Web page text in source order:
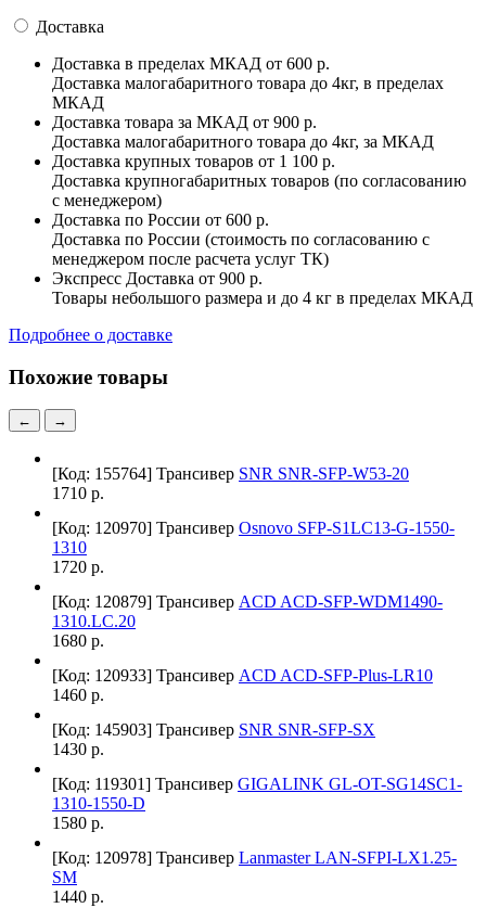
Доставка
Доставка в пределах МКАД от 600 р.
Доставка малогабаритного товара до 4кг, в пределах
МКАД
Доставка товара за МКАД от 900 р.
Доставка малогабаритного товара до 4кг, за МКАД
Доставка крупных товаров от 1 100 р.
Доставка крупногабаритных товаров (по согласованию
с менеджером)
Доставка по России от 600 р.
Доставка по России (стоимость по согласованию с
менеджером после расчета услуг ТК)
Экспресс Доставка от 900 р.
Товары небольшого размера и до 4 кг в пределах МКАД
Подробнее о доставке
Похожие товары
← →
[Код: 155764] Трансивер SNR SNR-SFP-W53-20
1710 р.
[Код: 120970] Трансивер Osnovo SFP-S1LC13-G-1550-
1310
1720 р.
[Код: 120879] Трансивер ACD ACD-SFP-WDM1490-
1310.LC.20
1680 р.
[Код: 120933] Трансивер ACD ACD-SFP-Plus-LR10
1460 р.
[Код: 145903] Трансивер SNR SNR-SFP-SX
1430 р.
[Код: 119301] Трансивер GIGALINK GL-OT-SG14SC1-
1310-1550-D
1580 р.
[Код: 120978] Трансивер Lanmaster LAN-SFPI-LX1.25-
SM
1440 р.